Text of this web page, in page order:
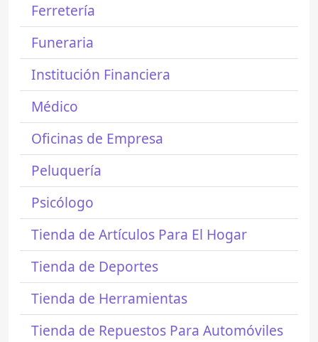
Ferretería
Funeraria
Institución Financiera
Médico
Oficinas de Empresa
Peluquería
Psicólogo
Tienda de Artículos Para El Hogar
Tienda de Deportes
Tienda de Herramientas
Tienda de Repuestos Para Automóviles